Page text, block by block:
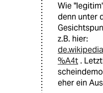
Wie
denn unter
z.B. hier:
%A4t .
eher ein